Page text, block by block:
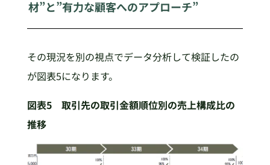
材”と”有力な顧客へのアプローチ”
その現況を別の視点でデータ分析して検証したの
が図表5になります。
図表5 取引先の取引金額順位別の売上構成比の
推移